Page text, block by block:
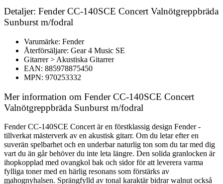
Detaljer: Fender CC-140SCE Concert Valnötgreppbräda
Sunburst m/fodral
Varumärke: Fender
Återförsäljare: Gear 4 Music SE
Gitarrer > Akustiska Gitarrer
EAN: 885978875450
MPN: 970253332
Mer information om Fender CC-140SCE Concert
Valnötgreppbräda Sunburst m/fodral
Fender CC-140SCE Concert är en förstklassig design Fender -
tillverkat mästerverk av en akustisk gitarr. Om du letar efter en
suverän spelbarhet och en underbar naturlig ton som du tar med dig
vart du än går behöver du inte leta längre. Den solida granlocken är
ihopkopplad med ovangkol bak och sidor för att leverera varma
fylliga toner med en härlig resonans som förstärks av
mahognyhalsen. Sprängfylld av tonal karaktär bidrar walnut också